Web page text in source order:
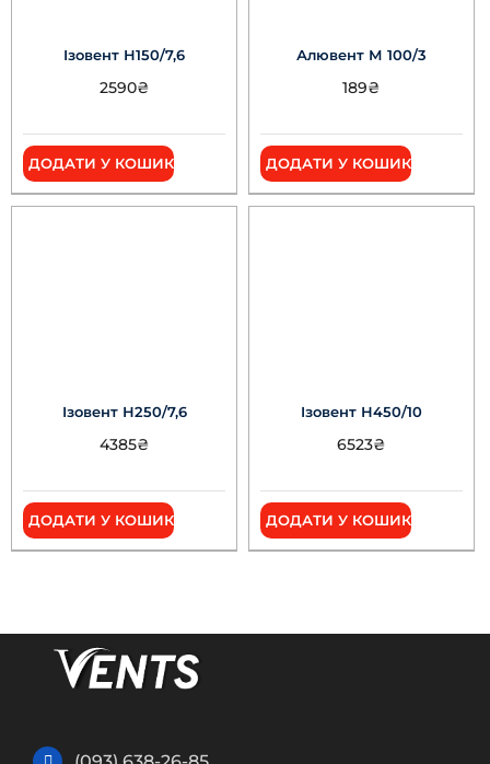
Ізовент Н150/7,6
2590₴
ДОДАТИ У КОШИК
Алювент М 100/3
189₴
ДОДАТИ У КОШИК
Ізовент Н250/7,6
4385₴
ДОДАТИ У КОШИК
Ізовент Н450/10
6523₴
ДОДАТИ У КОШИК